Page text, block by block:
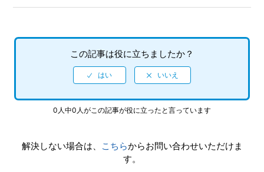
【PS5/カンパニーオブヒーローズ3】途中で難易度の変更は
【PS5/カンパニーオブヒーローズ3】オンラインプレイでボ
【PS5/カンパニーオブヒーローズ3】迷惑ユーザーとマッチ
ングしないようにできますか（ブロック機能などあります
この記事は役に立ちましたか？
0人中0人がこの記事が役に立ったと言っています
解決しない場合は、 こちらからお問い合わせいただけま
す。